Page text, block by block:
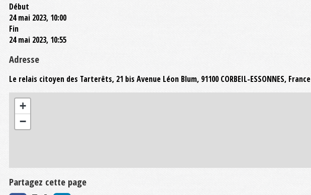
Début
24 mai 2023, 10:00
Fin
24 mai 2023, 10:55
Adresse
Le relais citoyen des Tarterêts, 21 bis Avenue Léon Blum, 91100 CORBEIL-ESSONNES, France
+
−
Partagez cette page